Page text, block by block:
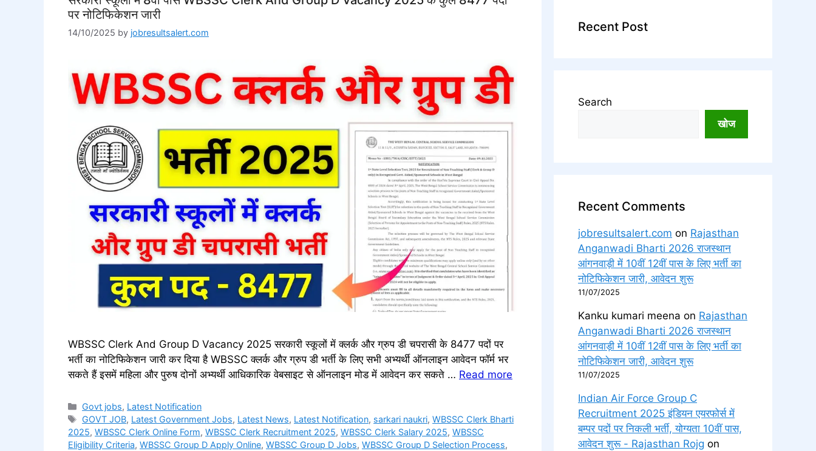
पर नोटिफिकेशन जारी
14/10/2025 by jobresultsalert.com
WBSSC Clerk And Group D Vacancy 2025 सरकारी स्कूलों में क्लर्क और ग्रुप डी चपरासी के 8477 पदों पर
भर्ती का नोटिफिकेशन जारी कर दिया है WBSSC क्लर्क और ग्रुप डी भर्ती के लिए सभी अभ्यर्थी ऑनलाइन आवेदन फॉर्म भर
सकते हैं इसमें महिला और पुरुष दोनों अभ्यर्थी आधिकारिक वेबसाइट से ऑनलाइन मोड में आवेदन कर सकते … Read more
Categories
Govt jobs, Latest Notification
Tags
GOVT JOB, Latest Government Jobs, Latest News, Latest Notification, sarkari naukri,WBSSC Clerk Bharti
2025, WBSSC Clerk Online Form, WBSSC Clerk Recruitment 2025, WBSSC Clerk Salary 2025, WBSSC
Eligibility Criteria, WBSSC Group D Apply Online, WBSSC Group D Jobs, WBSSC Group D Selection Process,
Recent Post
Search
खोज
Recent Comments
jobresultsalert.com on Rajasthan
Anganwadi Bharti 2026 राजस्थान
आंगनवाड़ी में 10वीं 12वीं पास के लिए भर्ती का
नोटिफिकेशन जारी, आवेदन शुरू
11/07/2025
Kanku kumari meena on Rajasthan
Anganwadi Bharti 2026 राजस्थान
आंगनवाड़ी में 10वीं 12वीं पास के लिए भर्ती का
नोटिफिकेशन जारी, आवेदन शुरू
11/07/2025
Indian Air Force Group C
Recruitment 2025 इंडियन एयरफोर्स में
बम्पर पदों पर निकली भर्ती, योग्यता 10वीं पास,
आवेदन शुरू - Rajasthan Rojg on